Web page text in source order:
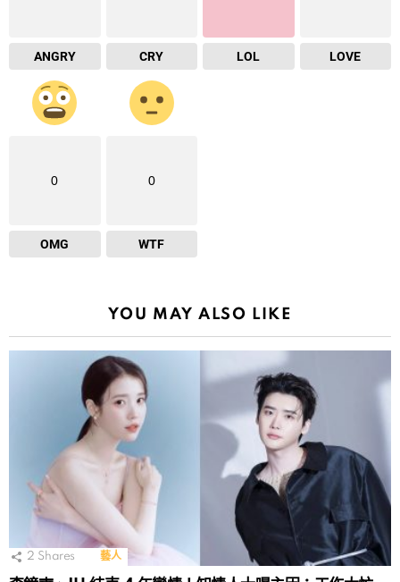
ANGRY CRY LOL LOVE
0
OMG
0
WTF
YOU MAY ALSO LIKE
2 Shares 藝人